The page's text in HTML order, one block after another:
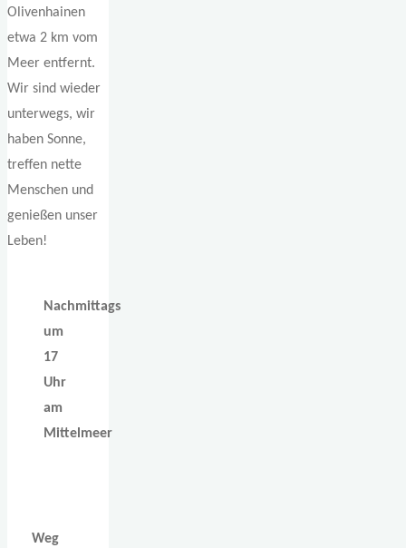
Olivenhainen
etwa 2 km vom
Meer entfernt.
Wir sind wieder
unterwegs, wir
haben Sonne,
treffen nette
Menschen und
genießen unser
Leben!
Nachmittags
um
17
Uhr
am
Mittelmeer
Weg